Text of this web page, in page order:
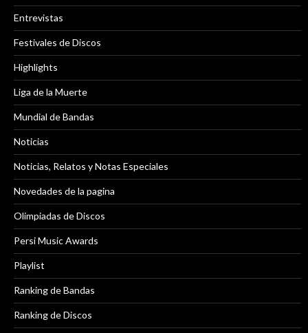
Entrevistas
Festivales de Discos
Highlights
Liga de la Muerte
Mundial de Bandas
Noticias
Noticias, Relatos y Notas Especiales
Novedades de la pagina
Olimpiadas de Discos
Persi Music Awards
Playlist
Ranking de Bandas
Ranking de Discos